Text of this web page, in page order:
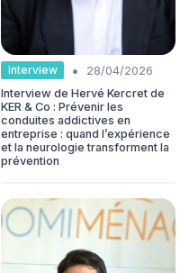
Interview •
28/04/2026
Interview de Hervé Kercret de
KER & Co : Prévenir les
conduites addictives en
entreprise : quand l’expérience
et la neurologie transforment la
prévention